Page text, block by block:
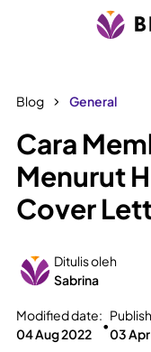
Blog General
Cara
Menurut
Cover
Ditulis oleh
Sabrina
Modified date:
04 Aug 2022
•
03